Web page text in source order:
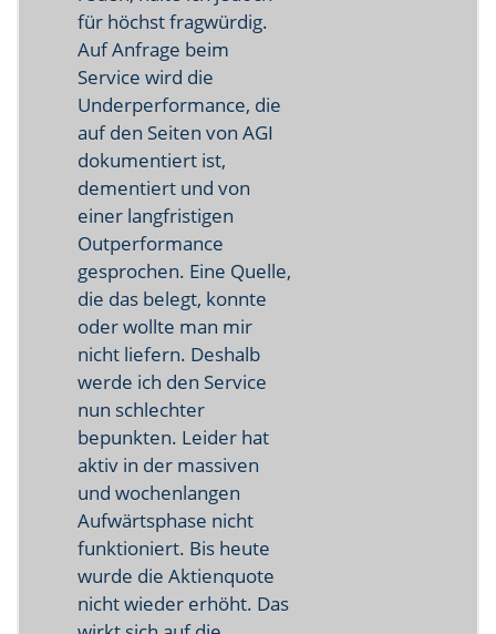
für höchst fragwürdig.
Auf Anfrage beim
Service wird die
Underperformance, die
auf den Seiten von AGI
dokumentiert ist,
dementiert und von
einer langfristigen
Outperformance
gesprochen. Eine Quelle,
die das belegt, konnte
oder wollte man mir
nicht liefern. Deshalb
werde ich den Service
nun schlechter
bepunkten. Leider hat
aktiv in der massiven
und wochenlangen
Aufwärtsphase nicht
funktioniert. Bis heute
wurde die Aktienquote
nicht wieder erhöht. Das